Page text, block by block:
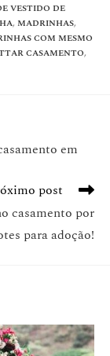
VESTIDO DE
, MADRINHAS,
COM MESMO
CASAMENTO,
em
post
casamento por
para adoção!